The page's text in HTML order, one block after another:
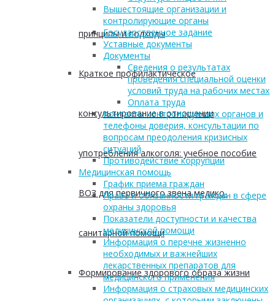
принципы и подходы
Краткое профилактическое
консультирование в отношении
употребления алкоголя: учебное пособие
ВОЗ для первичного звена медико-
санитарной помощи
Формирование здорового образа жизни
Вышестоящие организации и
контролирующие органы
Государственное задание
Уставные документы
Документы
Сведения о результатах
проведения специальной оценки
условий труда на рабочих местах
Оплата труда
Контакты контролирующих органов и
телефоны доверия, консультации по
вопросам преодоления кризисных
ситуаций
Противодействие коррупции
Медицинская помощь
График приема граждан
Права и обязанности граждан в сфере
охраны здоровья
Показатели доступности и качества
медицинской помощи
Информация о перечне жизненно
необходимых и важнейших
лекарственных препаратов для
медицинского применения
Информация о страховых медицинских